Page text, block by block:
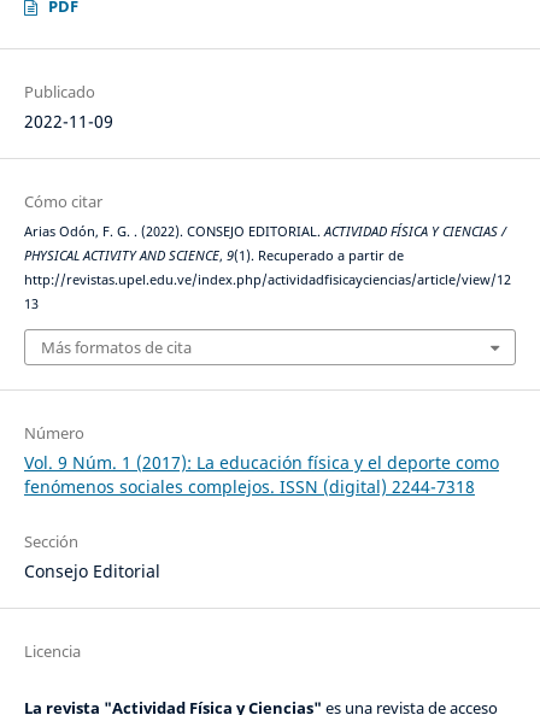
PDF
Publicado
2022-11-09
Cómo citar
Arias Odón, F. G. . (2022). CONSEJO EDITORIAL.ACTIVIDAD FÍSICA Y CIENCIAS /
PHYSICAL ACTIVITY AND SCIENCE, 9(1). Recuperado a partir de
http://revistas.upel.edu.ve/index.php/actividadfisicayciencias/article/view/12
13
Más formatos de cita
Número
Vol. 9 Núm. 1 (2017): La educación física y el deporte como
fenómenos sociales complejos. ISSN (digital) 2244-7318
Sección
Consejo Editorial
Licencia
La revista "Actividad Física y Ciencias" es una revista de acceso